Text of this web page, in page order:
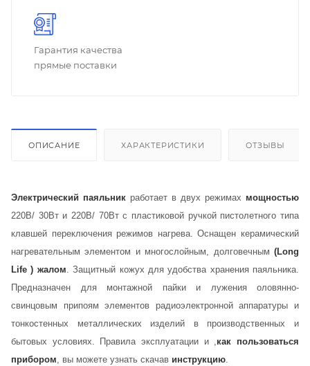
Гарантия качества
прямые поставки
ОПИСАНИЕ ХАРАКТЕРИСТИКИ ОТЗЫВЫ
Электрический паяльник работает в двух режимах мощностью
220В/ 30Вт и 220В/ 70Вт с пластиковой ручкой пистолетного типа
клавшей переключения режимов нагрева. Оснащен керамический
нагревательным элементом и многослойным, долговечным (Long
Life ) жалом. Защитный кожух для удобства хранения паяльника.
Предназначен для монтажной пайки и лужения оловянно-
свинцовым припоям элементов радиоэлектронной аппаратуры и
тонкостенных металлических изделий в производственных и
бытовых условиях.
Правила эксплуатации и ,как пользоваться
прибором, вы можете узнать скачав инструкцию.